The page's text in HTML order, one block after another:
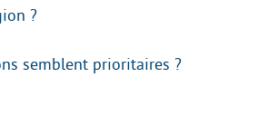
?
semblent prioritaires ?